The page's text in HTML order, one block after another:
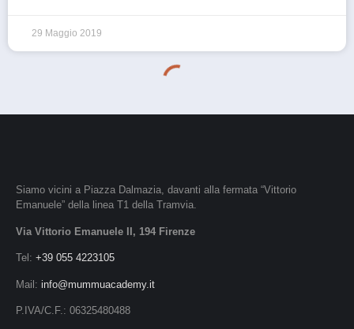
29 Maggio 2019
Siamo vicini a Piazza Dalmazia, davanti alla fermata “Vittorio
Emanuele” della linea T1 della Tramvia.
Via Vittorio Emanuele II, 194 Firenze
Tel: +39 055 4223105
Mail: info@mummuacademy.it
P.IVA/C.F.: 06325480488